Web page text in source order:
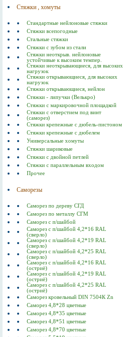
Стяжки , хомуты
Стандартные нейлоновые стяжки
Стяжки всепогодные
Стальные стяжки
Cтяжки с зубом из стали
Стяжки неоткрыв. нейлоновые
устойчивые к высоким темпер.
Стяжки неоткрывающиеся, для высоких
нагрузок
Стяжки открывающиеся, для высоких
нагрузок
Стяжки открывающиеся, нейлон
Стяжки - липучки (Велькро)
Стяжки с маркировочной площадкой
Стяжки с отверстием под винт
(саморез)
Стяжки крепежные с дюбель-пистоном
Стяжки крепежные с дюбелем
Универсальные хомуты
Стяжки шариковые
Стяжки с двойной петлей
Стяжки с параллельным входом
Прочее
Саморезы
Саморез по дереву СГД
Саморез по металлу СГМ
Саморез с п/шайбой
Саморез с п/шайбой 4,2*16 RAL
(сверло)
Саморез с п/шайбой 4,2*19 RAL
(сверло)
Саморез с п/шайбой 4,2*25 RAL
(сверло)
Саморез с п/шайбой 4,2*16 RAL
(остриё)
Саморез с п/шайбой 4,2*19 RAL
(остриё)
Саморез с п/шайбой 4,2*25 RAL
(остриё)
Саморез кровельный DIN 7504К Zn
Саморез 4,8*28 цветные
Саморез 4,8*35 цветные
Саморез 4,8*51 цветные
Саморез 4,8*70 цветные